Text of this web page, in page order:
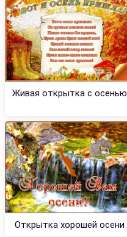
Живая открытка с осенью
Открытка хорошей осени